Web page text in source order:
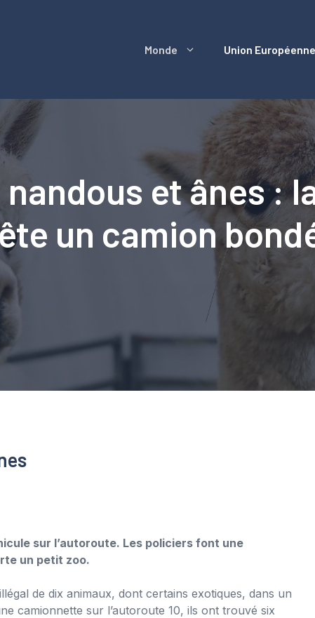
Monde Union Européenne
et ânes :
un camion
sur l’autoroute. Les policiers font une
un petit zoo.
de dix animaux, dont certains exotiques, dans un
camionnette sur l’autoroute 10, ils ont trouvé six